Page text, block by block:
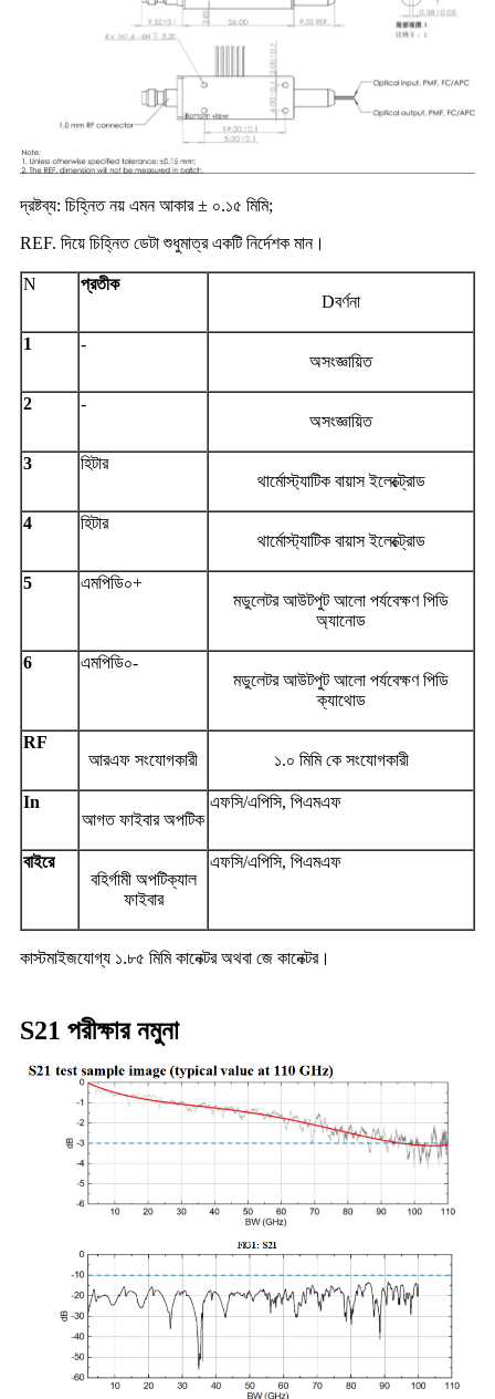
দ্রষ্টব্য: চিহ্নিত নয় এমন আকার ± ০.১৫ মিমি;
REF. দিয়ে চিহ্নিত ডেটা শুধুমাত্র একটি নির্দেশক মান।
N
প্রতীক
Dবর্ণনা
1
-
অসংজ্ঞায়িত
2
-
অসংজ্ঞায়িত
3
হিটার
থার্মোস্ট্যাটিক বায়াস ইলেক্ট্রোড
4
হিটার
থার্মোস্ট্যাটিক বায়াস ইলেক্ট্রোড
5
এমপিডি০+
মডুলেটর আউটপুট আলো পর্যবেক্ষণ পিডি
অ্যানোড
6
এমপিডি০-
মডুলেটর আউটপুট আলো পর্যবেক্ষণ পিডি
ক্যাথোড
RF
আরএফ সংযোগকারী
১.০ মিমি কে সংযোগকারী
In
আগত ফাইবার অপটিক
এফসি/এপিসি, পিএমএফ
বাইরে
বহির্গামী অপটিক্যাল
ফাইবার
এফসি/এপিসি, পিএমএফ
কাস্টমাইজযোগ্য ১.৮৫ মিমি কানেক্টর অথবা জে কানেক্টর।
S21 পরীক্ষার নমুনা